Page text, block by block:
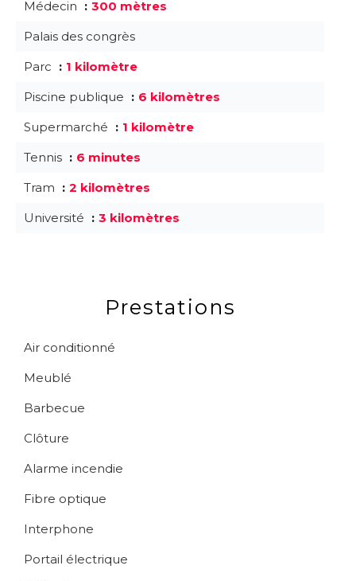
Médecin
300 mètres
Palais des congrès
Parc
1 kilomètre
Piscine publique
6 kilomètres
Supermarché
1 kilomètre
Tennis
6 minutes
Tram
2 kilomètres
Université
3 kilomètres
Prestations
Air conditionné
Meublé
Barbecue
Clôture
Alarme incendie
Fibre optique
Interphone
Portail électrique